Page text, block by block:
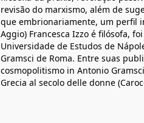
revisão do marxismo, além de
que embrionariamente, um perfil
Aggio) Francesca Izzo é filósofa,
Universidade de Estudos de
Gramsci de Roma. Entre suas
cosmopolitismo in Antonio
Grecia al secolo delle donne